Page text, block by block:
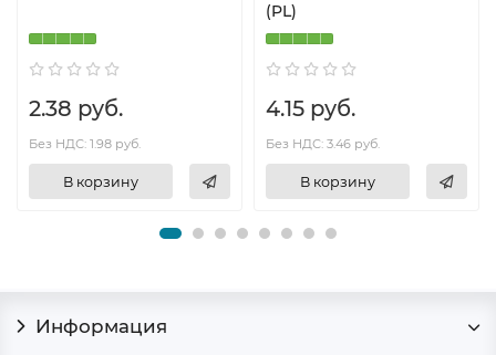
2.38 руб.
Без НДС: 1.98 руб.
В корзину
(PL)
4.15 руб.
Без НДС: 3.46 руб.
В корзину
Информация